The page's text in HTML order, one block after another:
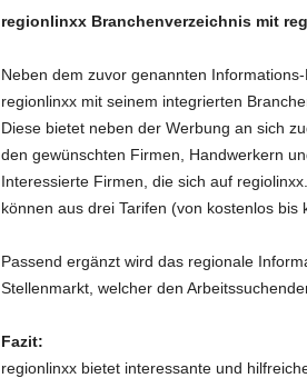
regionlinxx Branchenverzeichnis mit
Neben dem zuvor genannten
regionlinxx mit seinem integrierten
Diese bietet neben der Werbung an sich
den gewünschten Firmen, Handwerkern
Interessierte Firmen, die sich auf
können aus drei Tarifen (von kostenlos
Passend ergänzt wird das regionale
Stellenmarkt, welcher den
Fazit:
regionlinxx bietet interessante und